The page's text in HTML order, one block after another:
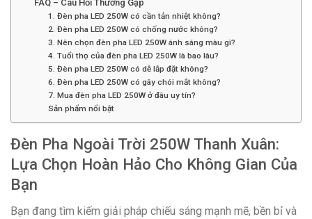
FAQ – Câu Hỏi Thường Gặp
1. Đèn pha LED 250W có cần tản nhiệt không?
2. Đèn pha LED 250W có chống nước không?
3. Nên chọn đèn pha LED 250W ánh sáng màu gì?
4. Tuổi thọ của đèn pha LED 250W là bao lâu?
5. Đèn pha LED 250W có dễ lắp đặt không?
6. Đèn pha LED 250W có gây chói mắt không?
7. Mua đèn pha LED 250W ở đâu uy tín?
Sản phẩm nổi bật
Đèn Pha Ngoài Trời 250W Thanh Xuân:
Lựa Chọn Hoàn Hảo Cho Không Gian Của
Bạn
Bạn đang tìm kiếm giải pháp chiếu sáng mạnh mẽ, bền bỉ và